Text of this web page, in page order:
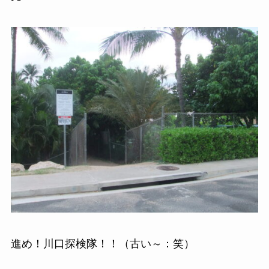
進め！川口探検隊！！（古い～：笑）